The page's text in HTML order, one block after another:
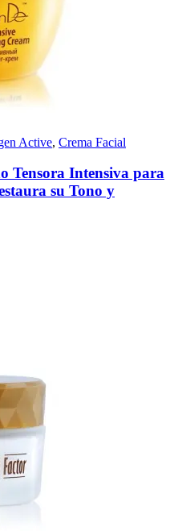
Active, Crema Facial
Tensora Intensiva para
su Tono y